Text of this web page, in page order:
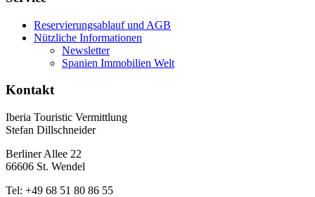
Reservierungsablauf und AGB
Nützliche Informationen
Newsletter
Spanien Immobilien Welt
Kontakt
Iberia Touristic Vermittlung
Stefan Dillschneider
Berliner Allee 22
66606 St. Wendel
Tel: +49 68 51 80 86 55